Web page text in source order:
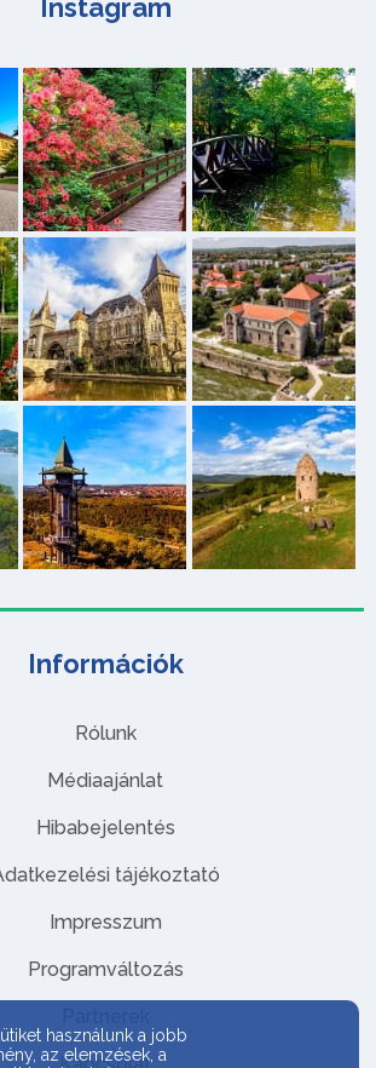
Információk
Rólunk
Médiaajánlat
Hibabejelentés
tájékoztató
Impresszum
Programváltozás
Instagram
használunk a jobb
az elemzések, a